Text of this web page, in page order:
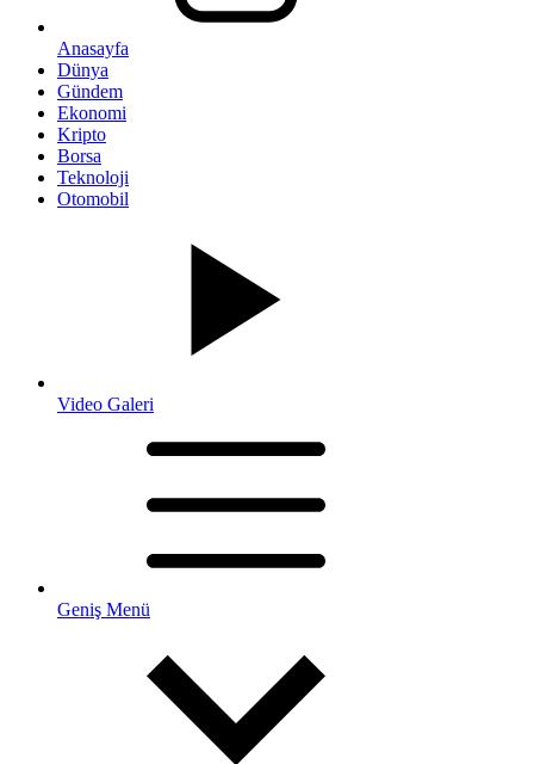
Anasayfa
Dünya
Gündem
Ekonomi
Kripto
Borsa
Teknoloji
Otomobil
Video Galeri
Geniş Menü